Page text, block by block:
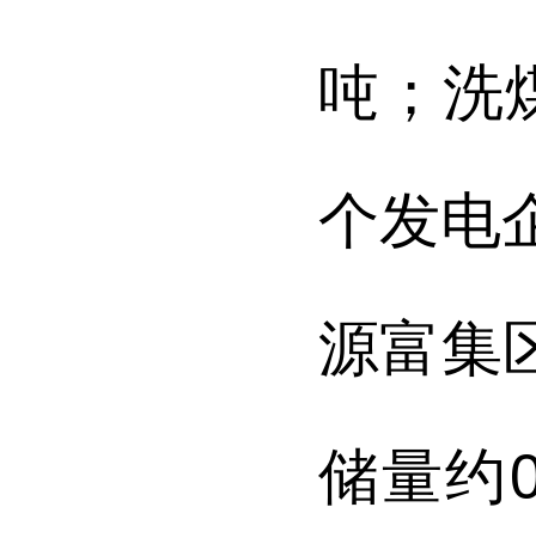
吨；洗
个发电
源富集
储量约